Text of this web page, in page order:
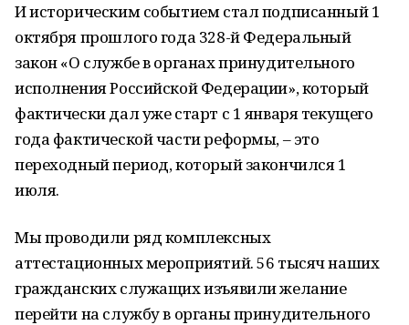
И историческим событием стал подписанный 1
октября прошлого года 328-й Федеральный
закон «О службе в органах принудительного
исполнения Российской Федерации», который
фактически дал уже старт с 1 января текущего
года фактической части реформы, – это
переходный период, который закончился 1
июля.
Мы проводили ряд комплексных
аттестационных мероприятий. 56 тысяч наших
гражданских служащих изъявили желание
перейти на службу в органы принудительного